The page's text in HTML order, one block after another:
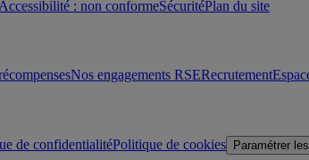
Accessibilité : non conformeSécuritéPlan du site
Nos engagements RSERecrutement
de confidentialitéPolitique de cookies Paramétrer